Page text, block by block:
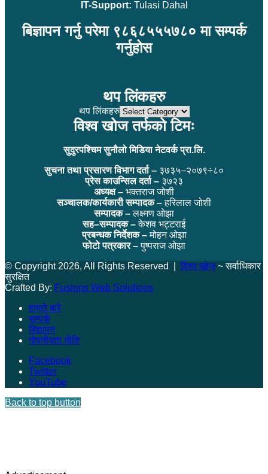
IT-Support: Tulasi Dahal
बिज्ञापन गर्नु परेमा ९८६८५५५७८० मा सम्पर्क
गर्नुहोस
थप लिंकहरु
थप लिंकहरु
विश्व खोज तर्फको टिमः
सुदुरपश्चिम सुनौलो मिडिया नेटवर्क प्रा.लि.
सुचना तथा प्रसारण विभाग दर्ता – ३७३५–२०७९÷८०
प्रेस काउन्सिल दर्ता – ३७२३
अध्यक्ष – भक्तराज जोशी
सञ्चालक/कार्यकारी सम्पादक –हरिलाल जोशी
सम्पादक –लक्ष्मण ओझा
सह–सम्पादक –केशव भट्टराई
प्रबन्धक निर्देशक –मोहन ओझा
फोटो पत्रकार –पुष्पराज ओझा
© Copyright 2026, All Rights Reserved | विश्व खोज~ सर्वाधिकार
सुरक्षित
Crafted By: Fusions Web Solutions
हाम्रो बारे
सम्पर्क
विज्ञापन
गोपनीयता नीति
Facebook
Twitter
YouTube
Back to top button